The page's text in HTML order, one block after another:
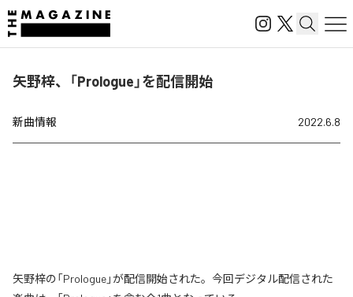
矢野梓、「Prologue」を配信開始
新曲情報 2022.6.8
矢野梓の「Prologue」が配信開始された。今回デジタル配信された